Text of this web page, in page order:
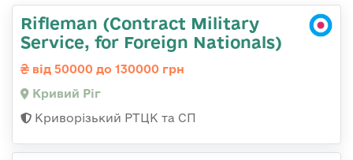
Rifleman (Contract Military
Service, for Foreign Nationals)
від 50000 до 130000 грн
Кривий Ріг
Криворізький РТЦК та СП